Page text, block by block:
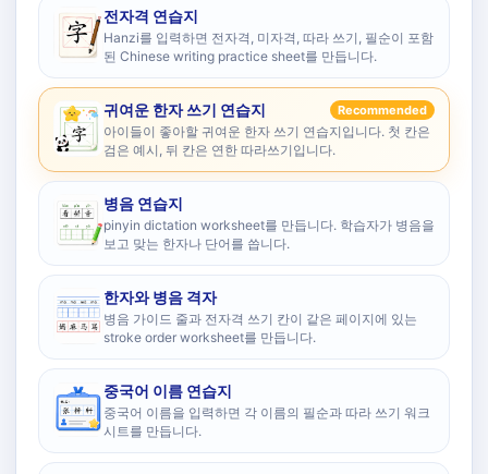
전자격 연습지
Hanzi를 입력하면 전자격, 미자격, 따라 쓰기, 필순이 포함
된 Chinese writing practice sheet를 만듭니다.
귀여운 한자 쓰기 연습지 Recommended
아이들이 좋아할 귀여운 한자 쓰기 연습지입니다. 첫 칸은
검은 예시, 뒤 칸은 연한 따라쓰기입니다.
병음 연습지
pinyin dictation worksheet를 만듭니다. 학습자가 병음을
보고 맞는 한자나 단어를 씁니다.
한자와 병음 격자
병음 가이드 줄과 전자격 쓰기 칸이 같은 페이지에 있는
stroke order worksheet를 만듭니다.
중국어 이름 연습지
중국어 이름을 입력하면 각 이름의 필순과 따라 쓰기 워크
시트를 만듭니다.